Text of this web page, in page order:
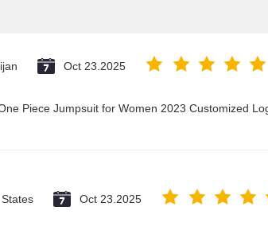
Oct 23.2025
Piece Jumpsuit for Women 2023 Customized
Oct 23.2025